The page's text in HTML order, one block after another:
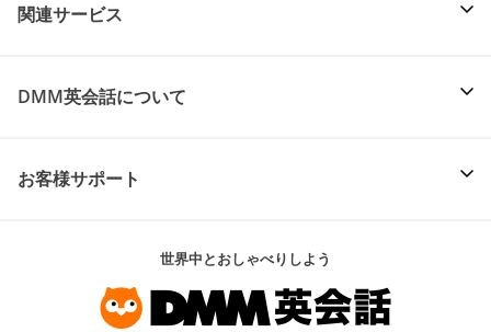
関連サービス
DMM英会話について
お客様サポート
世界中とおしゃべりしよう